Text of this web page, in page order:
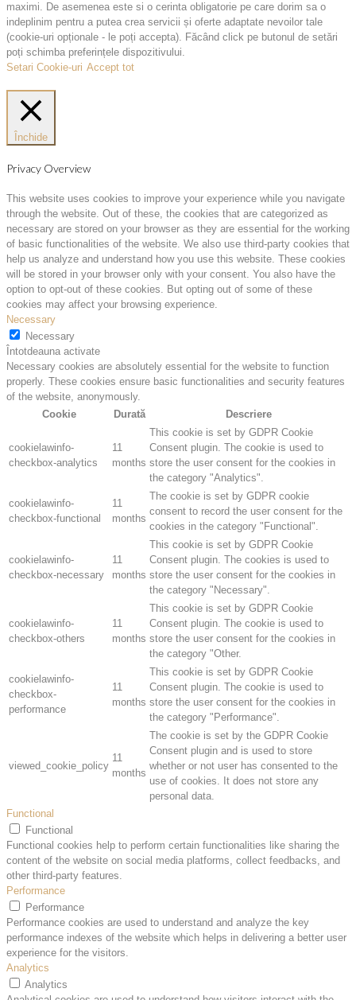
maximi. De asemenea este si o cerinta obligatorie pe care dorim sa o
indeplinim pentru a putea crea servicii și oferte adaptate nevoilor tale
(cookie-uri opționale - le poți accepta). Făcând click pe butonul de setări
poți schimba preferințele dispozitivului.
Setari Cookie-uri Accept tot
Închide
Privacy Overview
This website uses cookies to improve your experience while you navigate
through the website. Out of these, the cookies that are categorized as
necessary are stored on your browser as they are essential for the working
of basic functionalities of the website. We also use third-party cookies that
help us analyze and understand how you use this website. These cookies
will be stored in your browser only with your consent. You also have the
option to opt-out of these cookies. But opting out of some of these
cookies may affect your browsing experience.
Necessary
Necessary
Întotdeauna activate
Necessary cookies are absolutely essential for the website to function
properly. These cookies ensure basic functionalities and security features
of the website, anonymously.
Cookie
Durată Descriere
cookielawinfo-
checkbox-analytics
11
months
This cookie is set by GDPR Cookie
Consent plugin. The cookie is used to
store the user consent for the cookies in
the category "Analytics".
cookielawinfo-
checkbox-functional
11
months
The cookie is set by GDPR cookie
consent to record the user consent for the
cookies in the category "Functional".
cookielawinfo-
checkbox-necessary
11
months
This cookie is set by GDPR Cookie
Consent plugin. The cookies is used to
store the user consent for the cookies in
the category "Necessary".
cookielawinfo-
checkbox-others
11
months
This cookie is set by GDPR Cookie
Consent plugin. The cookie is used to
store the user consent for the cookies in
the category "Other.
cookielawinfo-
checkbox-
performance
11
months
This cookie is set by GDPR Cookie
Consent plugin. The cookie is used to
store the user consent for the cookies in
the category "Performance".
viewed_cookie_policy
11
months
The cookie is set by the GDPR Cookie
Consent plugin and is used to store
whether or not user has consented to the
use of cookies. It does not store any
personal data.
Functional
Functional
Functional cookies help to perform certain functionalities like sharing the
content of the website on social media platforms, collect feedbacks, and
other third-party features.
Performance
Performance
Performance cookies are used to understand and analyze the key
performance indexes of the website which helps in delivering a better user
experience for the visitors.
Analytics
Analytics